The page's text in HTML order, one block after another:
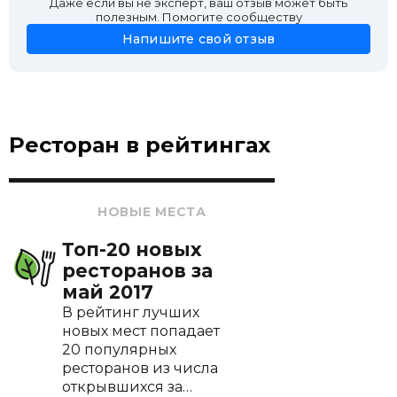
полезным. Помогите сообществу
Напишите свой отзыв
Ресторан в рейтингах
НОВЫЕ МЕСТА
Топ-20 новых
ресторанов за
май 2017
В рейтинг лучших
новых мест попадает
20 популярных
ресторанов из числа
открывшихся за